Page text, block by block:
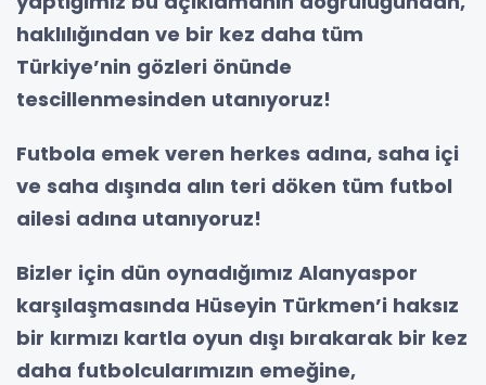
haklılığından ve bir kez daha tüm
Türkiye’nin gözleri önünde
tescillenmesinden utanıyoruz!
Futbola emek veren herkes adına, saha içi
ve saha dışında alın teri döken tüm futbol
ailesi adına utanıyoruz!
Bizler için dün oynadığımız Alanyaspor
karşılaşmasında Hüseyin Türkmen’i haksız
bir kırmızı kartla oyun dışı bırakarak bir kez
daha futbolcularımızın emeğine,